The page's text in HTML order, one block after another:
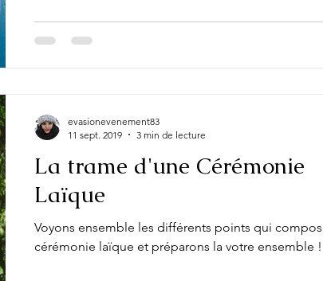
La trame d'une Cérémonie
Laïque
Voyons ensemble les différents points qui
cérémonie laïque et préparons la votre ensemble !
evasionevenement83
11 sept. 2019
3 min de lecture